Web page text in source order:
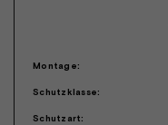
Montage:
Schutzklasse:
Schutzart: